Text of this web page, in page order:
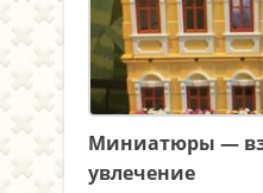
Миниатюры —
увлечение